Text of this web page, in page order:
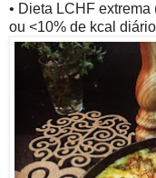
• Dieta LCHF
ou <10% de kcal